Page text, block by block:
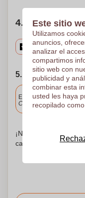
4. Elige tu
5. Elija su fecha
Entrega estándar
Cargue y apruebe sus
¡No te preocupes!
canasta de compras
Este sitio
Utilizamos
anuncios,
analizar el
compartimos
sitio web con
publicidad y
combinar esta
usted les haya
recopilado